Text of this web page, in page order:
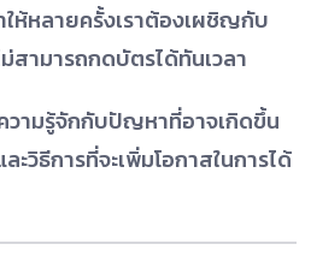
ห้หลายครั้งเราต้องเผชิญกับ
ามารถกดบัตรได้ทันเวลา
วามรู้จักกับปัญหาที่อาจเกิดขึ้น
วิธีการที่จะเพิ่มโอกาสในการได้